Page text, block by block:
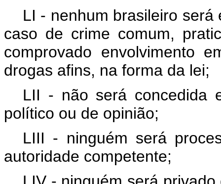
LI - nenhum brasileiro
caso de crime comum,
comprovado envolvimento
drogas afins, na forma da lei;
LII - não será concedida
político ou de opinião;
LIII - ninguém será
autoridade competente;